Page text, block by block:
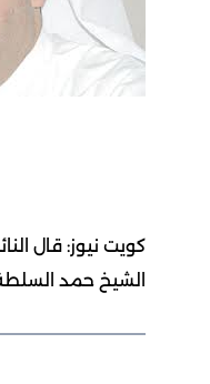
كويت نيوز: قال
الشيخ حمد